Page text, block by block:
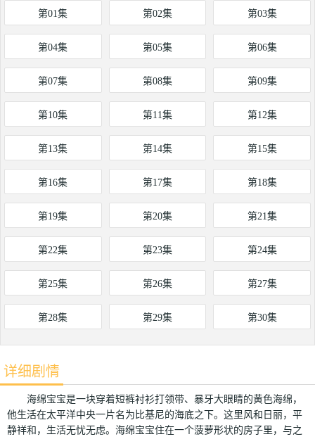
第01集 第02集 第03集
第04集 第05集 第06集
第07集 第08集 第09集
第10集 第11集 第12集
第13集 第14集 第15集
第16集 第17集 第18集
第19集 第20集 第21集
第22集 第23集 第24集
第25集 第26集 第27集
第28集 第29集 第30集
详细剧情
海绵宝宝是一块穿着短裤衬衫打领带、暴牙大眼睛的黄色海绵，
他生活在太平洋中央一片名为比基尼的海底之下。这里风和日丽，平
静祥和，生活无忧无虑。海绵宝宝住在一个菠萝形状的房子里，与之